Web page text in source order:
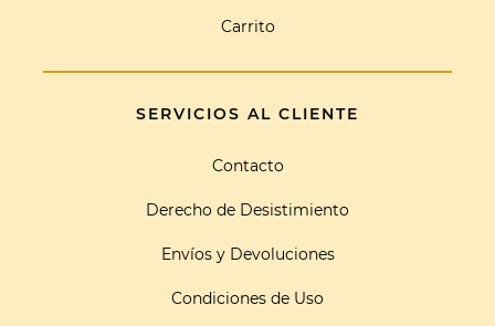
Carrito
SERVICIOS AL CLIENTE
Contacto
Derecho de Desistimiento
Envíos y Devoluciones
Condiciones de Uso